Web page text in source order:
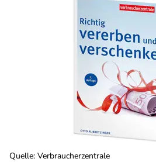
Quelle: Verbraucherzentrale